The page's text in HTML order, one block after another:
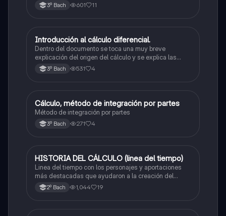
3º Bach 601 11
Matemáticas
Introducción al cálculo diferencial.
Dentro del documento se toca una muy breve
explicación del origen del cálculo y se explica las
pautas del mismo; definiendo: lo que son los límites,
las derivadas y dos ejemplos con el paso a paso de
3º Bach 531 4
Matemáticas
Cálculo, método de integración por partes
Método de integración por partes
3º Bach 271 4
Matemáticas
HISTORIA DEL CÁLCULO (linea del tiempo)
Linea del tiempo con los personajes y aportaciones
más destacadas que ayudaron a la creación del
cálculo2º Bach 1,044 19